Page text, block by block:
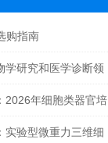
购指南
学研究和医学诊断领
景
2026年细胞类器官培
产品对比，科誉兴业
实验型微重力三维细